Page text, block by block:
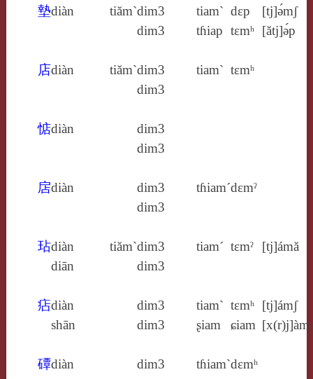
墊diàn tiăm`dim3
dim3
tiam`
tɦiap
dɛp
tɛmʰ
[tj]ə́mʃ
[ătj]ə́p
店diàn tiăm`dim3
dim3
tiam` tɛmʰ
惦diàn
dim3
dim3
扂diàn
dim3
dim3
tɦiam´dɛmˀ
玷diàn
diān
tiăm`dim3
dim3
tiam´ tɛmˀ [tj]ámă
痁diàn
shān
dim3
dim3
tiam`
ʂiam
tɛmʰ
ɕiam
[tj]ámʃ
[x(r)j]àm
磹diàn
dim3
tɦiam`dɛmʰ